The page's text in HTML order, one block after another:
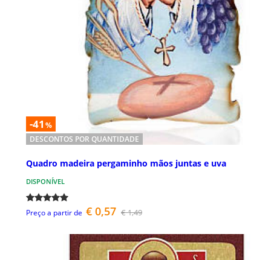
-41 %
DESCONTOS POR QUANTIDADE
Quadro madeira pergaminho mãos juntas e uva
DISPONÍVEL
Preço a partir de € 0,57 € 1,49